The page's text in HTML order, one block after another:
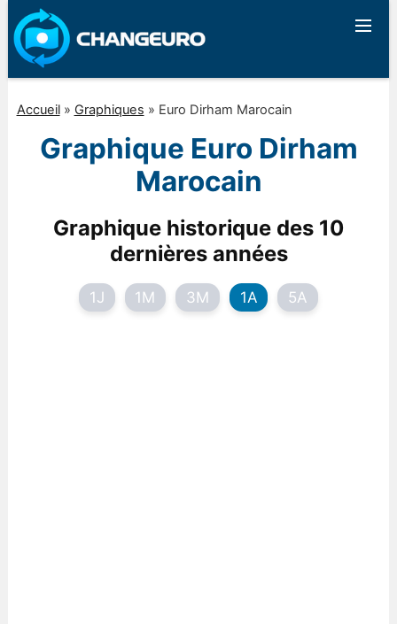
Accueil» Graphiques » Euro Dirham Marocain
Graphique Euro Dirham
Marocain
Graphique historique des 10
dernières années
1J 1M 3M 1A 5A